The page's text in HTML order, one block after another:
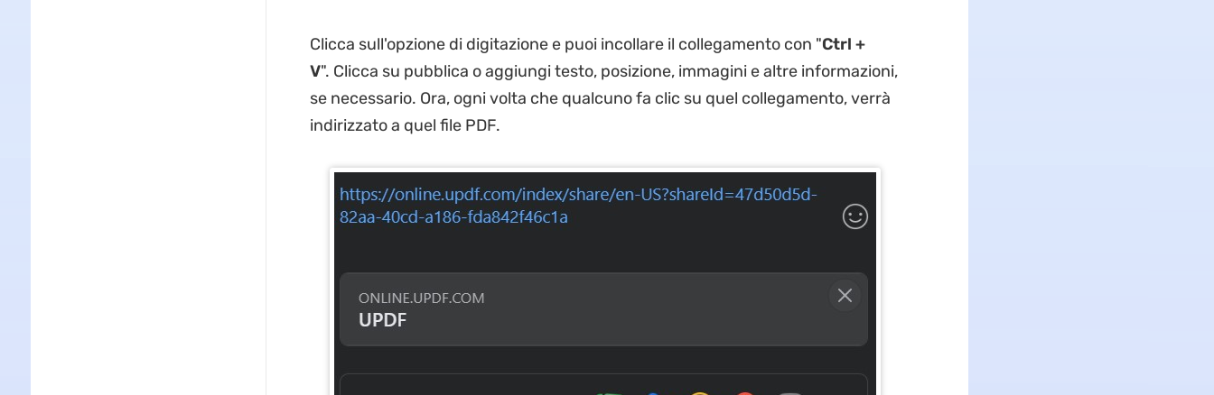
Clicca sull'opzione di digitazione e puoi incollare il collegamento con "Ctrl +
V". Clicca su pubblica o aggiungi testo, posizione, immagini e altre informazioni,
se necessario. Ora, ogni volta che qualcuno fa clic su quel collegamento, verrà
indirizzato a quel file PDF.